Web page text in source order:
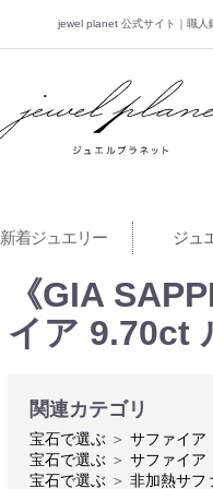
jewel planet 公式サイト｜職人
jewel
新着ジュエリー ジュ
《GIA
イア 9.70ct
関連カテゴリ
宝石で選ぶ ＞ サファイア
宝石で選ぶ ＞ サファイア
宝石で選ぶ ＞ 非加熱サフ